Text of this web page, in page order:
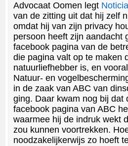
Advocaat Oomen legt
van de zitting uit dat hij zelf
omdat hij van zijn privacy
persoon heeft zijn aandacht
facebook pagina van de
die pagina valt op te maken
natuurliefhebber is, en
Natuur- en
in de zaak van ABC van
ging. Daar kwam nog bij dat
facebook pagina van ABC
waarmee hij de indruk wekt
zou kunnen voortrekken.
noodzakelijkerwijs zo hoeft